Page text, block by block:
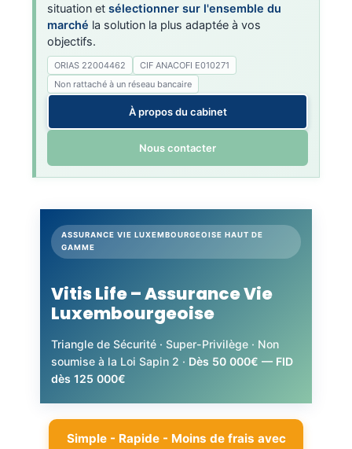
situation etsélectionner sur l'ensemble du
marché la solution la plus adaptée à vos
objectifs.
ORIAS 22004462
CIF ANACOFI E010271
Non rattaché à un réseau bancaire
À propos du cabinet
Nous contacter
ASSURANCE VIE LUXEMBOURGEOISE HAUT DE
GAMME
Vitis Life – Assurance Vie
Luxembourgeoise
Triangle de Sécurité · Super-Privilège · Non
soumise à la Loi Sapin 2 · Dès 50 000€ — FID
dès 125 000€
Simple - Rapide - Moins de frais avec